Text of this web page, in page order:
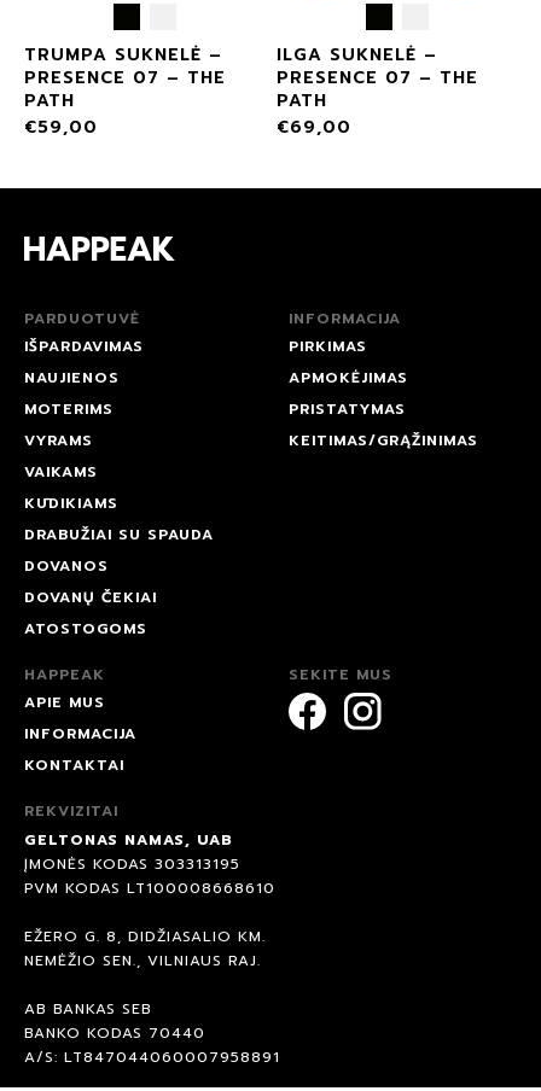
TRUMPA SUKNELĖ –
PRESENCE 07 – THE
PATH
€59,00
ILGA SUKNELĖ –
PRESENCE 07 – THE
PATH
€69,00
PARDUOTUVĖ
IŠPARDAVIMAS
NAUJIENOS
MOTERIMS
VYRAMS
VAIKAMS
KŪDIKIAMS
DRABUŽIAI SU SPAUDA
DOVANOS
DOVANŲ ČEKIAI
ATOSTOGOMS
INFORMACIJA
PIRKIMAS
APMOKĖJIMAS
PRISTATYMAS
KEITIMAS/GRĄŽINIMAS
HAPPEAK
APIE MUS
INFORMACIJA
KONTAKTAI
SEKITE MUS
REKVIZITAI
GELTONAS NAMAS, UAB
ĮMONĖS KODAS 303313195
PVM KODAS LT100008668610
EŽERO G. 8, DIDŽIASALIO KM.
NEMĖŽIO SEN., VILNIAUS RAJ.
AB BANKAS SEB
BANKO KODAS 70440
A/S: LT847044060007958891